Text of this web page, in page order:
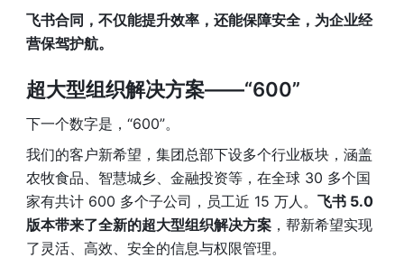
飞书合同，不仅能提升效率，还能保障安全，为企业经
营保驾护航。
超大型组织解决方案——“600”
下一个数字是，“600”。
我们的客户新希望，集团总部下设多个行业板块，涵盖
农牧食品、智慧城乡、金融投资等，在全球 30 多个国
家有共计 600 多个子公司，员工近 15 万人。 飞书 5.0
版本带来了全新的超大型组织解决方案，帮新希望实现
了灵活、高效、安全的信息与权限管理。